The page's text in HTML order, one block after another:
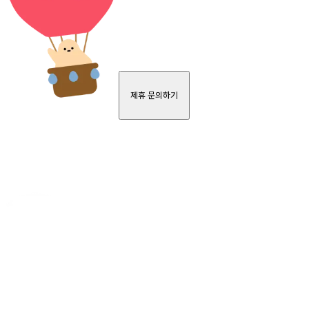
제휴 문의하기